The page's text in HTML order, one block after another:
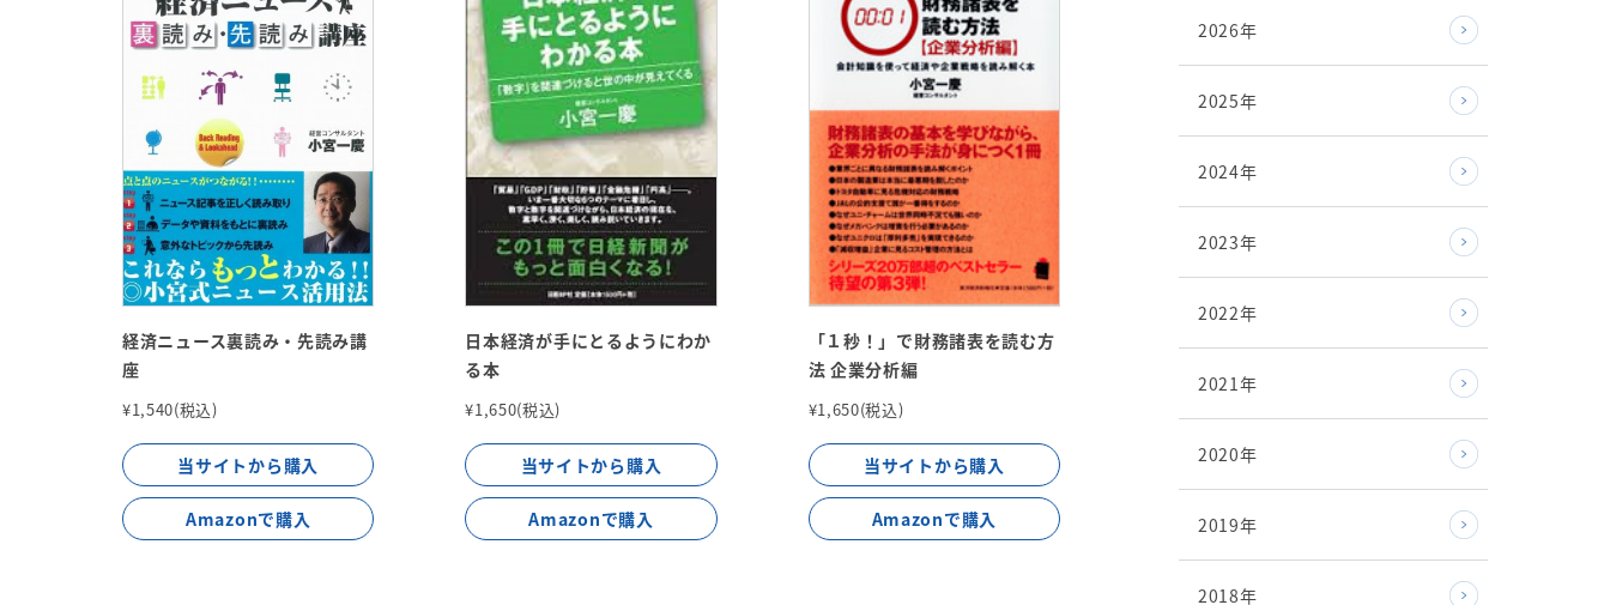
経済ニュース裏読み・先読み講
座
¥1,540(税込)
当サイトから購入
Amazonで購入
日本経済が手にとるようにわか
る本
¥1,650(税込)
当サイトから購入
Amazonで購入
「１秒！」で財務諸表を読む方
法 企業分析編
¥1,650(税込)
当サイトから購入
Amazonで購入
2026年
2025年
2024年
2023年
2022年
2021年
2020年
2019年
2018年